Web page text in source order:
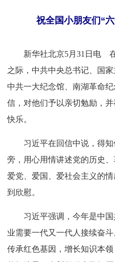
祝全国小朋友们“
新华社北京5月31日电
之际，中共中央总书记、国
中共一大纪念馆、南湖革命
信，对他们予以亲切勉励，
快乐。
习近平在回信中说，得
旁，用心用情讲述党的历史
爱党、爱国、爱社会主义的
到欣慰。
习近平强调，今年是中
业需要一代又一代人接续奋
传承红色基因，增长知识本